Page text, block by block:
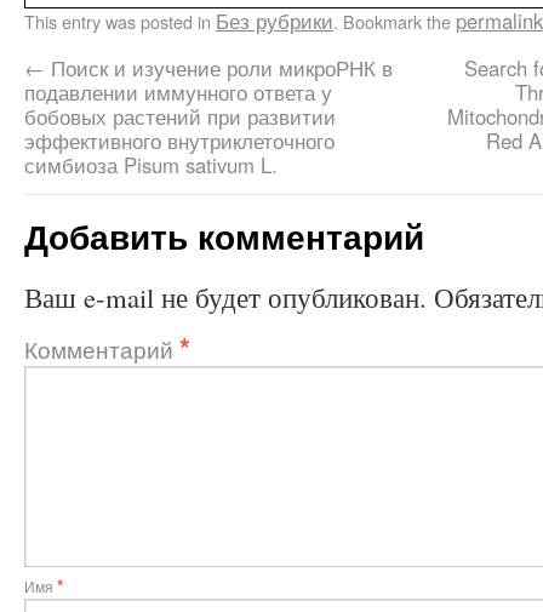
This entry was posted in Без рубрики. Bookmark the permalink
← Поиск и изучение роли микроРНК в
подавлении иммунного ответа у
бобовых растений при развитии
эффективного внутриклеточного
симбиоза Pisum sativum L.
Search
Red
Добавить комментарий
Ваш e-mail не будет опубликован.
Комментарий *
Имя *